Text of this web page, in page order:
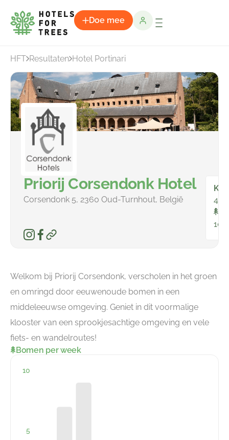
Doe mee
HFT Resultaten Hotel Portinari
Priorij Corsendonk Hotel
Corsendonk 5, 2360 Oud-Turnhout, België
45
107
Welkom bij Priorij Corsendonk, verscholen in het groen
en omringd door eeuwenoude bomen in een
middeleeuwse omgeving. Geniet in dit voormalige
klooster van een sprookjesachtige omgeving en vele
fiets- en wandelroutes!
Bomen per week